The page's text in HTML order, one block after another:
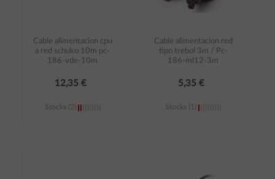
Cable alimentacion cpu
a red schuko 10m pc-
186-vde-10m
12,35 €
Stocks (2)
Cable alimentacion red
tipo trebol 3m / Pc-
186-ml12-3m
5,35 €
Stocks (1)